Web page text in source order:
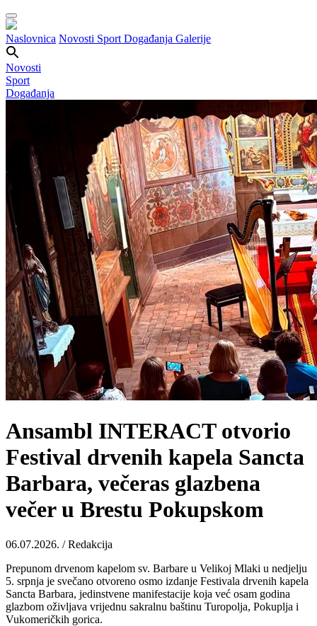
Naslovnica Novosti Sport Događanja Galerije
Novosti
Sport
Događanja
Ansambl INTERACT otvorio
Festival drvenih kapela Sancta
Barbara, večeras glazbena
večer u Brestu Pokupskom
06.07.2026. / Redakcija
Prepunom drvenom kapelom sv. Barbare u Velikoj Mlaki u nedjelju
5. srpnja je svečano otvoreno osmo izdanje Festivala drvenih kapela
Sancta Barbara, jedinstvene manifestacije koja već osam godina
glazbom oživljava vrijednu sakralnu baštinu Turopolja, Pokuplja i
Vukomeričkih gorica.